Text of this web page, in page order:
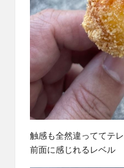
触感も全然違っててテ
前面に感じれるレベル